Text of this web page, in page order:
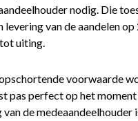
nodig. Die
levering van de aandelen
uiting.
voorwaarde
pas perfect op het
de medeaandeelhouder